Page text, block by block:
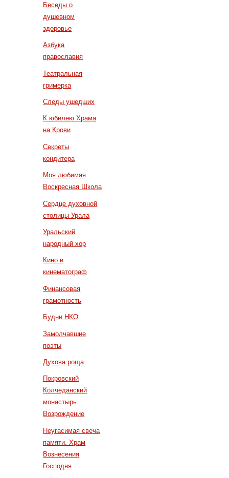
Беседы о
душевном
здоровье
Азбука
православия
Театральная
гримерка
Следы ушедших
К юбилею Храма
на Крови
Секреты
кондитера
Моя любимая
Воскресная Школа
Сердце духовной
столицы Урала
Уральский
народный хор
Кино и
кинематограф
Финансовая
грамотность
Будни НКО
Замолчавшие
поэты
Духова роща
Покровский
Колчеданский
монастырь.
Возрождение
Неугасимая свеча
памяти. Храм
Вознесения
Господня